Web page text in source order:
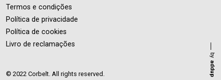
Termos e condições
Política de privacidade
Política de cookies
Livro de reclamações
© 2022 Corbelt. All rights reserved.
by
addup